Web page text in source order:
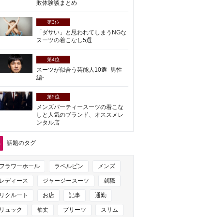
敗体験談まとめ
第3位
「ダサい」と思われてしまうNGな
スーツの着こなし5選
第4位
スーツが似合う芸能人10選 -男性
編-
第5位
メンズパーティースーツの着こな
しと人気のブランド、オススメレ
ンタル店
話題のタグ
ラワーホール ラペルピン メンズ
ディース ジャージースーツ 就職
クルート お店 記事 通勤
ュック 袖丈 プリーツ スリム